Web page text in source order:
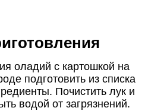
оладий с картошкой на
подготовить из списка
Почистить лук и
водой от загрязнений.